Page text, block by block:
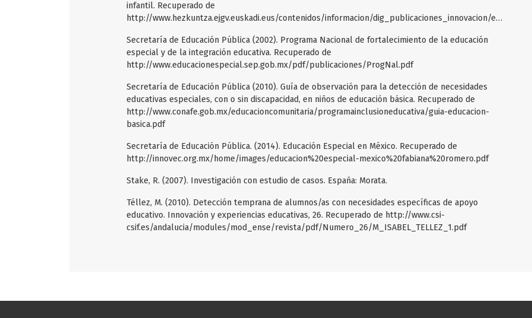
infantil. Recuperado de
http://www.hezkuntza.ejgv.euskadi.eus/contenidos/informacion/dig_publicaciones_innovacion/es_neespeci/adjuntos/18_nee_110/110006c_Doc_EJ_nee_hh2_c.pdf
Secretaría de Educación Pública (2002). Programa Nacional de fortalecimiento de la educación
especial y de la integración educativa. Recuperado de
http://www.educacionespecial.sep.gob.mx/pdf/publicaciones/ProgNal.pdf
Secretaría de Educación Pública (2010). Guía de observación para la detección de necesidades
educativas especiales, con o sin discapacidad, en niños de educación básica. Recuperado de
http://www.conafe.gob.mx/educacioncomunitaria/programainclusioneducativa/guia-educacion-
basica.pdf
Secretaría de Educación Pública. (2014). Educación Especial en México. Recuperado de
http://innovec.org.mx/home/images/educacion%20especial-mexico%20fabiana%20romero.pdf
Stake, R. (2007). Investigación con estudio de casos. España: Morata.
Téllez, M. (2010). Detección temprana de alumnos/as con necesidades específicas de apoyo
educativo. Innovación y experiencias educativas, 26. Recuperado de http://www.csi-
csif.es/andalucia/modules/mod_ense/revista/pdf/Numero_26/M_ISABEL_TELLEZ_1.pdf